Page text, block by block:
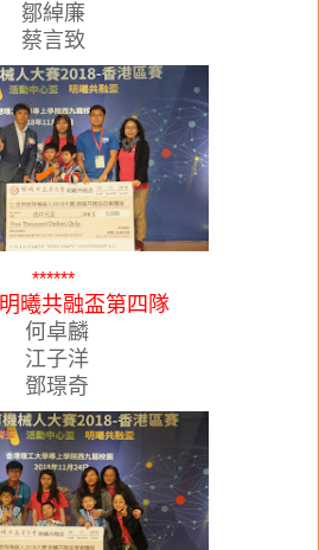
鄒綽廉
蔡言致
******
曦共融盃第四隊
何卓麟
江子洋
鄧璟奇